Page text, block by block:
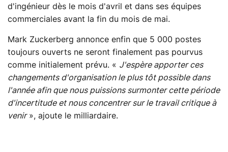
d'ingénieur dès le mois d'avril et dans ses équipes
commerciales avant la fin du mois de mai.
Mark Zuckerberg annonce enfin que 5 000 postes
toujours ouverts ne seront finalement pas pourvus
comme initialement prévu. « J'espère apporter ces
changements d'organisation le plus tôt possible dans
l'année afin que nous puissions surmonter cette période
d'incertitude et nous concentrer sur le travail critique à
venir», ajoute le milliardaire.